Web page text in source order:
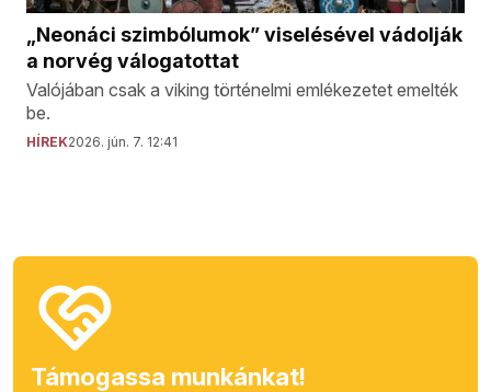
„Neonáci szimbólumok” viselésével vádolják
a norvég válogatottat
Valójában csak a viking történelmi emlékezetet emelték
be.
HÍREK2026. jún. 7. 12:41
Támogassa munkánkat!